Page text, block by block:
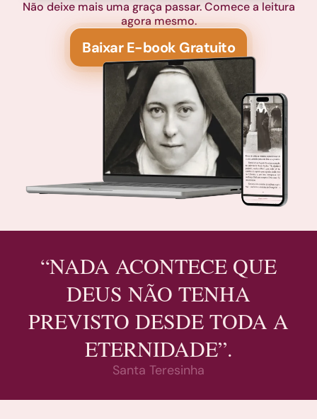
Não deixe mais uma graça passar. Comece a leitura
agora mesmo.
Baixar E-book Gratuito
“NADA ACONTECE QUE
DEUS NÃO TENHA
PREVISTO DESDE TODA A
ETERNIDADE”.
Santa Teresinha